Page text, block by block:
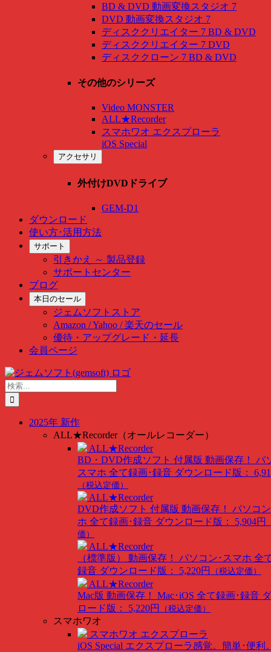
BD & DVD 動画変換スタジオ 7
DVD 動画変換スタジオ 7
ディスククリエイター 7 BD & DVD
ディスククリエイター 7 DVD
ディスククローン 7 BD & DVD
その他のシリーズ
Video MONSTER
ALL★Recorder
スマホワオ エクスプローラ
iOS Special
アクセサリ
外付けDVDドライブ
GEM-D1
ダウンロード
使い方･活用方法
サポート
引きかえ ～ 製品登録
サポートセンター
ブログ
本日のセール
ジェムソフトストア
Amazon / Yahoo / 楽天のセール
優待・アップグレード・延長
会員ページ
Skip
to
content
検
索
…
2025年 新作
ALL★Recorder（オールレコーダー）
ALL★Recorder
BD・DVD作成ソフト 付属版 動画保存！ パ
スマホ 全て録画･録音 ダウンロード版：
（税込定価）
ALL★Recorder
DVD作成ソフト 付属版 動画保存！ パソコ
ホ 全て録画･録音 ダウンロード版： 5,904円
価）
ALL★Recorder
（標準版） 動画保存！ パソコン･スマホ 全
録音 ダウンロード版： 5,220円 （税込定価）
ALL★Recorder
Mac版 動画保存！ Mac･iOS 全て録画･録音
ロード版： 5,220円
（税込定価）
スマホワオ
スマホワオ エクスプローラ
iOS Special エクスプローラ感覚。簡単･便利